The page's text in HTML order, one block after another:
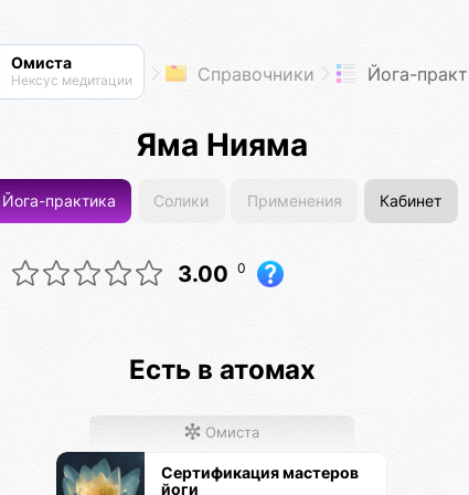
Омиста
Нексус медитации Справочники Йога-
Яма Нияма
Йога-практика Солики Применения Кабинет
3.00 0
Есть в атомах
Омиста
Сертификация мастеров
йоги